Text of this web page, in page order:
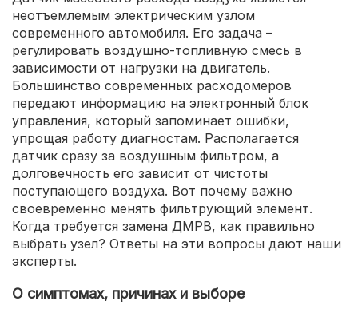
неотъемлемым электрическим узлом
современного автомобиля. Его задача –
регулировать воздушно-топливную смесь в
зависимости от нагрузки на двигатель.
Большинство современных расходомеров
передают информацию на электронный блок
управления, который запоминает ошибки,
упрощая работу диагностам. Располагается
датчик сразу за воздушным фильтром, а
долговечность его зависит от чистоты
поступающего воздуха. Вот почему важно
своевременно менять фильтрующий элемент.
Когда требуется замена ДМРВ, как правильно
выбрать узел? Ответы на эти вопросы дают наши
эксперты.
О симптомах, причинах и выборе